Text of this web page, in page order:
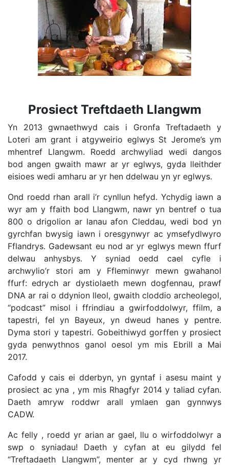
Prosiect Treftdaeth Llangwm
Yn 2013 gwnaethwyd cais i Gronfa Treftadaeth y
Loteri am grant i atgyweirio eglwys St Jerome’s ym
mhentref Llangwm. Roedd archwyliad wedi dangos
bod angen gwaith mawr ar yr eglwys, gyda lleithder
eisioes wedi amharu ar yr hen ddelwau yn yr eglwys.
Ond roedd rhan arall i’r cynllun hefyd. Ychydig iawn a
wyr am y ffaith bod Llangwm, nawr yn bentref o tua
800 o drigolion ar lanau afon Cleddau, wedi bod yn
gyrchfan bwysig iawn i oresgynwyr ac ymsefydlwyro
Fflandrys. Gadewsant eu nod ar yr eglwys mewn ffurf
delwau anhysbys. Y syniad oedd cael cyfle i
archwylio’r stori am y Ffleminwyr mewn gwahanol
ffurf: edrych ar dystiolaeth mewn dogfennau, prawf
DNA ar rai o ddynion lleol, gwaith cloddio archeolegol,
“podcast” misol i ffrindiau a gwirfoddolwyr, ffilm, a
tapestri, fel yn Bayeux, yn dweud hanes y pentre.
Dyma stori y tapestri. Gobeithiwyd gorffen y prosiect
gyda penwythnos ganol oesol ym mis Ebrill a Mai
2017.
Cafodd y cais ei dderbyn, yn gyntaf i asesu maint y
prosiect ac yna , ym mis Rhagfyr 2014 y taliad cyfan.
Daeth amryw roddwr arall ymlaen gan gynnwys
CADW.
Ac felly , roedd yr arian ar gael, llu o wirfoddolwyr a
swp o syniadau! Daeth y cyfan at eu gilydd fel
“Treftadaeth Llangwm”, menter ar y cyd rhwng yr